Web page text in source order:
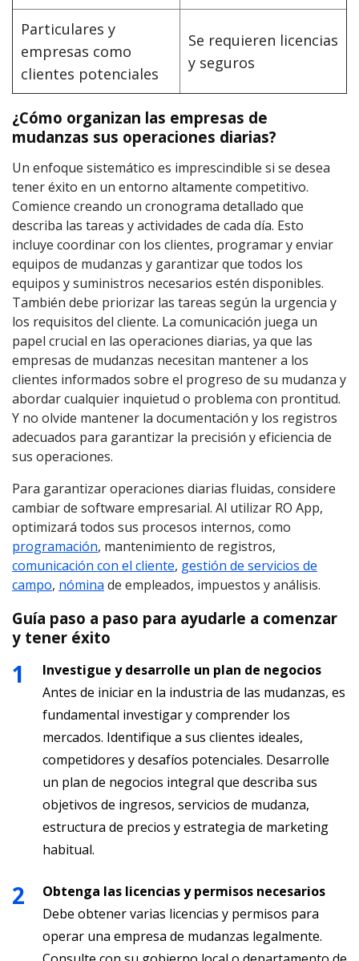
Particulares y
empresas como
clientes potenciales
Se requieren licencias
y seguros
¿Cómo organizan las empresas de
mudanzas sus operaciones diarias?
Un enfoque sistemático es imprescindible si se desea
tener éxito en un entorno altamente competitivo.
Comience creando un cronograma detallado que
describa las tareas y actividades de cada día. Esto
incluye coordinar con los clientes, programar y enviar
equipos de mudanzas y garantizar que todos los
equipos y suministros necesarios estén disponibles.
También debe priorizar las tareas según la urgencia y
los requisitos del cliente. La comunicación juega un
papel crucial en las operaciones diarias, ya que las
empresas de mudanzas necesitan mantener a los
clientes informados sobre el progreso de su mudanza y
abordar cualquier inquietud o problema con prontitud.
Y no olvide mantener la documentación y los registros
adecuados para garantizar la precisión y eficiencia de
sus operaciones.
Para garantizar operaciones diarias fluidas, considere
cambiar de software empresarial. Al utilizar RO App,
optimizará todos sus procesos internos, como
programación, mantenimiento de registros,
comunicación con el cliente, gestión de servicios de
campo, nómina de empleados, impuestos y análisis.
Guía paso a paso para ayudarle a comenzar
y tener éxito
Investigue y desarrolle un plan de negocios
Antes de iniciar en la industria de las mudanzas, es
fundamental investigar y comprender los
mercados. Identifique a sus clientes ideales,
competidores y desafíos potenciales. Desarrolle
un plan de negocios integral que describa sus
objetivos de ingresos, servicios de mudanza,
estructura de precios y estrategia de marketing
habitual.
Obtenga las licencias y permisos necesarios
Debe obtener varias licencias y permisos para
operar una empresa de mudanzas legalmente.